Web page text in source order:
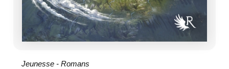
Jeunesse - Romans